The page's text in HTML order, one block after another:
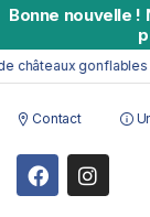
Bonne nouvelle !
châteaux gonflables
Contact